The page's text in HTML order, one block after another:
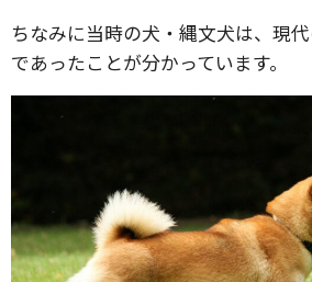
ちなみに当時の犬・縄文犬は、現
であったことが分かっています。